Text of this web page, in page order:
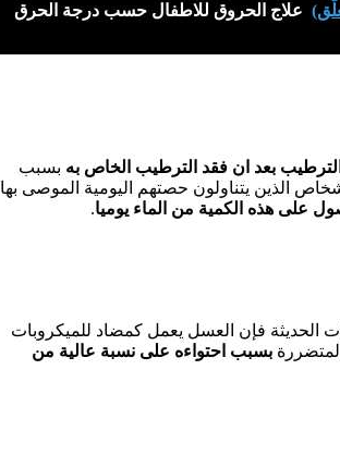
علاج الحروق للاطفال حسب درجة الحرق
الترطيب بعد ان فقد الترطيب الخاص به بسبب
الذين يتناولون حصتهم اليومية الموصى بها
على هذه الكمية من الماء يوميا.
الحديثة فإن العسل يعمل كمضاد للميكروبات
بسبب احتواءه على نسبة عالية من